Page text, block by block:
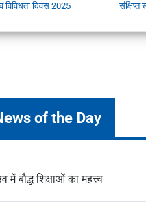
विविधता दिवस 2025
of the Day
में बौद्ध शिक्षाओं का महत्त्व